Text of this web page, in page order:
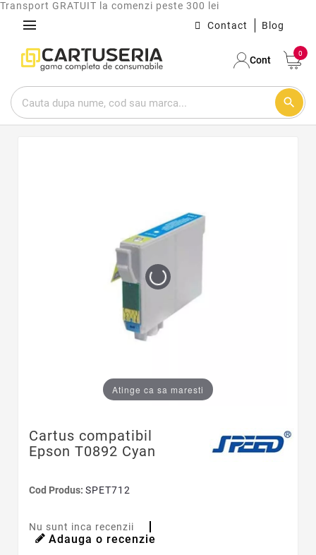
Transport GRATUIT la comenzi peste 300 lei
menu Contact Blog
Cont
0
search
Atinge ca sa maresti
Cartus compatibil
Epson T0892 Cyan
Cod Produs: SPET712
Nu sunt inca recenzii
Adauga o recenzie